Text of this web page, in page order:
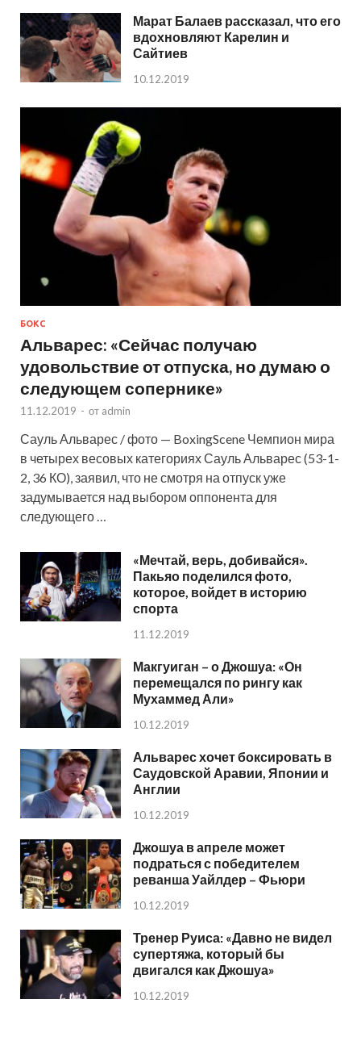
Марат Балаев рассказал, что его
вдохновляют Карелин и
Сайтиев
10.12.2019
БОКС
Альварес: «Сейчас получаю
удовольствие от отпуска, но думаю о
следующем сопернике»
11.12.2019 - от admin
Сауль Альварес / фото — BoxingScene Чемпион мира
в четырех весовых категориях Сауль Альварес (53-1-
2, 36 КО), заявил, что не смотря на отпуск уже
задумывается над выбором оппонента для
следующего …
«Мечтай, верь, добивайся».
Пакьяо поделился фото,
которое, войдет в историю
спорта
11.12.2019
Макгуиган – о Джошуа: «Он
перемещался по рингу как
Мухаммед Али»
10.12.2019
Альварес хочет боксировать в
Саудовской Аравии, Японии и
Англии
10.12.2019
Джошуа в апреле может
подраться с победителем
реванша Уайлдер – Фьюри
10.12.2019
Тренер Руиса: «Давно не видел
супертяжа, который бы
двигался как Джошуа»
10.12.2019